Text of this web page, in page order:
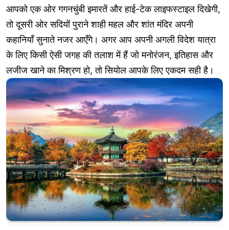
आपको एक ओर गगनचुंबी इमारतें और हाई-टेक लाइफस्टाइल दिखेगी,
तो दूसरी ओर सदियों पुराने शाही महल और शांत मंदिर अपनी
कहानियाँ सुनाते नजर आएँगे। अगर आप अपनी अगली विदेश यात्रा
के लिए किसी ऐसी जगह की तलाश में हैं जो मनोरंजन, इतिहास और
लजीज खाने का मिश्रण हो, तो सियोल आपके लिए एकदम सही है।